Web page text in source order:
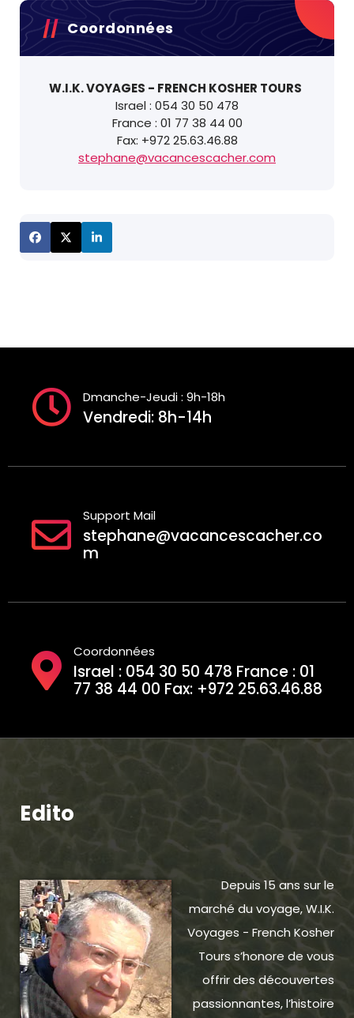
Coordonnées
W.I.K. VOYAGES - FRENCH KOSHER TOURS
Israel : 054 30 50 478
France : 01 77 38 44 00
Fax: +972 25.63.46.88
stephane@vacancescacher.com
Dmanche-Jeudi : 9h-18h
Vendredi: 8h-14h
Support Mail
stephane@vacancescacher.co
m
Coordonnées
Israel : 054 30 50 478 France : 01
77 38 44 00 Fax: +972 25.63.46.88
Edito
Depuis 15 ans sur le
marché du voyage, W.I.K.
Voyages - French Kosher
Tours s’honore de vous
offrir des découvertes
passionnantes, l’histoire